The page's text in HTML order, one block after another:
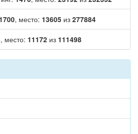
1700, место: 13605 из 277884
, место: 11172 из 111498